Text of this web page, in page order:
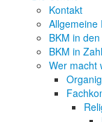
Kontakt
Allgemeine
BKM in
BKM in
Wer macht